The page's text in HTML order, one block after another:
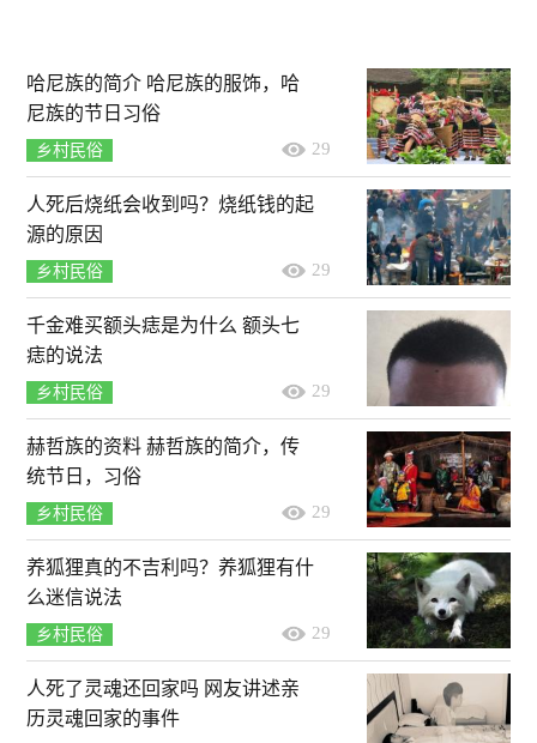
哈尼族的简介 哈尼族的服饰，哈
尼族的节日习俗
乡村民俗 29
人死后烧纸会收到吗？烧纸钱的起
源的原因
乡村民俗 29
千金难买额头痣是为什么 额头七
痣的说法
乡村民俗 29
赫哲族的资料 赫哲族的简介，传
统节日，习俗
乡村民俗 29
养狐狸真的不吉利吗？养狐狸有什
么迷信说法
乡村民俗 29
人死了灵魂还回家吗 网友讲述亲
历灵魂回家的事件